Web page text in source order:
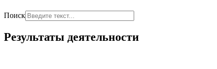
Поиск
Результаты деятельности